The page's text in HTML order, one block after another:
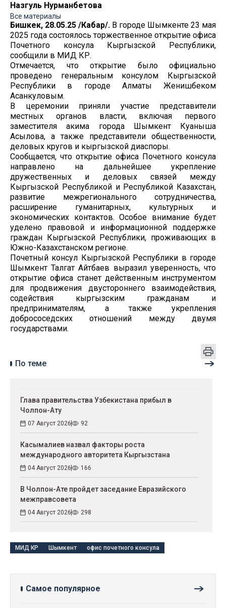
Назгуль Нурманбетова
Все материалы
Бишкек, 28.05.25 /Кабар/. В городе Шымкенте 23 мая
2025 года состоялось торжественное открытие офиса
Почетного консула Кыргызской Республики,
сообщили в МИД КР.
Отмечается, что открытие было официально
проведено генеральным консулом Кыргызской
Республики в городе Алматы Женишбеком
Асанкуловым.
В церемонии приняли участие представители
местных органов власти, включая первого
заместителя акима города Шымкент Куаныша
Асылова, а также представители общественности,
деловых кругов и кыргызской диаспоры.
Сообщается, что открытие офиса Почетного консула
направлено на дальнейшее укрепление
дружественных и деловых связей между
Кыргызской Республикой и Республикой Казахстан,
развитие межрегионального сотрудничества,
расширение гуманитарных, культурных и
экономических контактов. Особое внимание будет
уделено правовой и информационной поддержке
граждан Кыргызской Республики, проживающих в
Южно-Казахстанском регионе.
Почетный консул Кыргызской Республики в городе
Шымкент Талгат Айтбаев выразил уверенность, что
открытие офиса станет действенным инструментом
для продвижения двустороннего взаимодействия,
содействия кыргызским гражданам и
предпринимателям, а также укрепления
добрососедских отношений между двумя
государствами.
По теме
Глава правительства Узбекистана прибыл в
Чолпон-Ату
07 Август 2026 92
Касымалиев назвал факторы роста
международного авторитета Кыргызстана
04 Август 2026 166
В Чолпон-Ате пройдет заседание Евразийского
межправсовета
04 Август 2026 298
МИД КР Шымкент офис почетного консула
Самое популярное